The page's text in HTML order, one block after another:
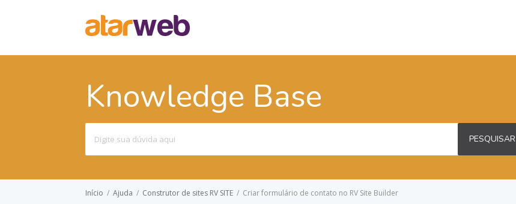
Knowledge Base
por:
PESQUISAR
Início / Ajuda / Construtor de sites RV SITE / Criar formulário de contato no RV Site Builder